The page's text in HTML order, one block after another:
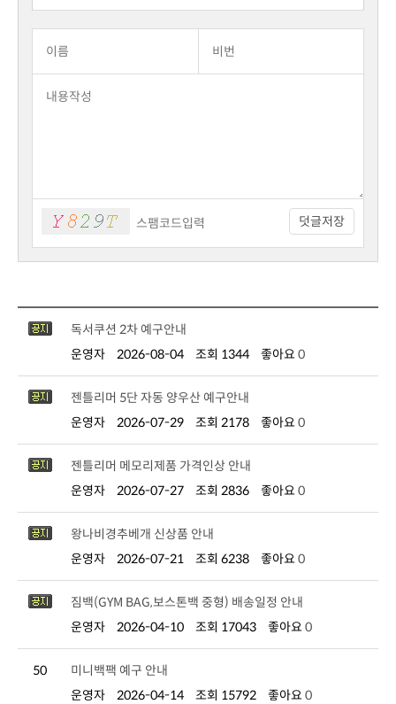
덧글저장
독서쿠션 2차 예구안내
운영자
2026-08-04 조회 1344 좋아요 0
젠틀리머 5단 자동 양우산 예구안내
운영자
2026-07-29 조회 2178 좋아요 0
젠틀리머 메모리제품 가격인상 안내
운영자
2026-07-27 조회 2836 좋아요 0
왕나비경추베개 신상품 안내
운영자
2026-07-21 조회 6238 좋아요 0
짐백(GYM BAG,보스톤백 중형) 배송일정 안내
운영자
2026-04-10 조회 17043 좋아요 0
50
미니백팩 예구 안내
운영자
2026-04-14 조회 15792 좋아요 0